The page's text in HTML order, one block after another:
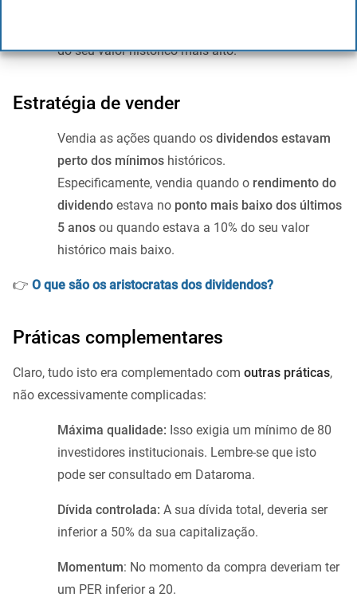
do seu valor histórico mais alto.
Estratégia de vender
Vendia as ações quando os dividendos estavam
perto dos mínimos históricos.
Especificamente, vendia quando o rendimento do
dividendo estava no ponto mais baixo dos últimos
5 anos ou quando estava a 10% do seu valor
histórico mais baixo.
👉 O que são os aristocratas dos dividendos?
Práticas complementares
Claro, tudo isto era complementado com outras práticas,
não excessivamente complicadas:
Máxima qualidade: Isso exigia um mínimo de 80
investidores institucionais. Lembre-se que isto
pode ser consultado em Dataroma.
Dívida controlada: A sua dívida total, deveria ser
inferior a 50% da sua capitalização.
Momentum: No momento da compra deveriam ter
um PER inferior a 20.